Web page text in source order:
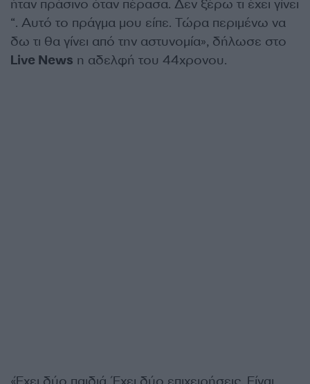
ήταν πράσινο όταν πέρασα. Δεν ξέρω τι έχει γίνει
“. Αυτό το πράγμα μου είπε. Τώρα περιμένω να
δω τι θα γίνει από την αστυνομία», δήλωσε στο
Live News η αδελφή του 44χρονου.